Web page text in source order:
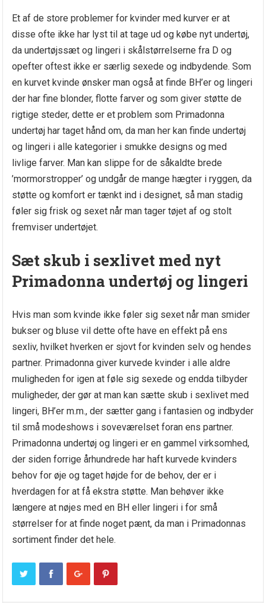
Et af de store problemer for kvinder med kurver er at
disse ofte ikke har lyst til at tage ud og købe nyt undertøj,
da undertøjssæt og lingeri i skålstørrelserne fra D og
opefter oftest ikke er særlig sexede og indbydende. Som
en kurvet kvinde ønsker man også at finde BH’er og lingeri
der har fine blonder, flotte farver og som giver støtte de
rigtige steder, dette er et problem som Primadonna
undertøj har taget hånd om, da man her kan finde undertøj
og lingeri i alle kategorier i smukke designs og med
livlige farver. Man kan slippe for de såkaldte brede
’mormorstropper’ og undgår de mange hægter i ryggen, da
støtte og komfort er tænkt ind i designet, så man stadig
føler sig frisk og sexet når man tager tøjet af og stolt
fremviser undertøjet.
Sæt skub i sexlivet med nyt
Primadonna undertøj og lingeri
Hvis man som kvinde ikke føler sig sexet når man smider
bukser og bluse vil dette ofte have en effekt på ens
sexliv, hvilket hverken er sjovt for kvinden selv og hendes
partner. Primadonna giver kurvede kvinder i alle aldre
muligheden for igen at føle sig sexede og endda tilbyder
muligheder, der gør at man kan sætte skub i sexlivet med
lingeri, BH’er m.m., der sætter gang i fantasien og indbyder
til små modeshows i soveværelset foran ens partner.
Primadonna undertøj og lingeri er en gammel virksomhed,
der siden forrige århundrede har haft kurvede kvinders
behov for øje og taget højde for de behov, der er i
hverdagen for at få ekstra støtte. Man behøver ikke
længere at nøjes med en BH eller lingeri i for små
størrelser for at finde noget pænt, da man i Primadonnas
sortiment finder det hele.